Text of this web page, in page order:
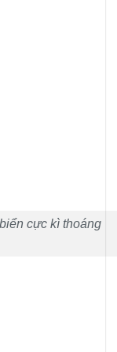
cực kì thoáng